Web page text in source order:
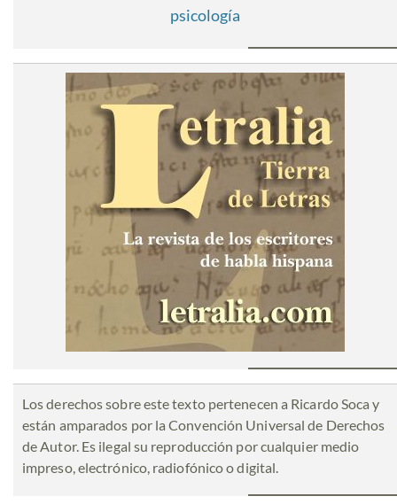
psicología
Los derechos sobre este texto pertenecen a Ricardo Soca y
están amparados por la Convención Universal de Derechos
de Autor. Es ilegal su reproducción por cualquier medio
impreso, electrónico, radiofónico o digital.